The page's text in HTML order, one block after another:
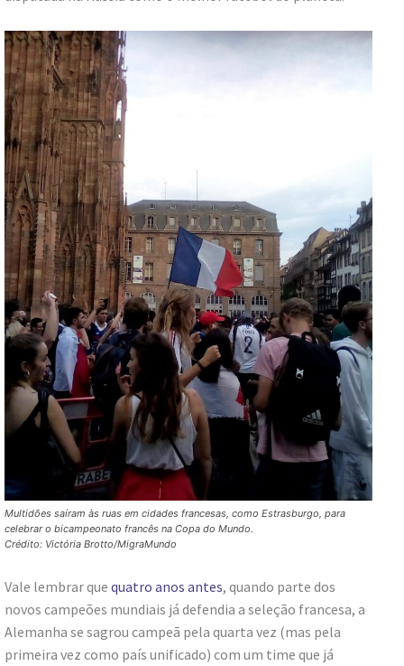
Multidões saíram às ruas em cidades francesas, como Estrasburgo, para
celebrar o bicampeonato francês na Copa do Mundo.
Crédito: Victória Brotto/MigraMundo
Vale lembrar que quatro anos antes, quando parte dos
novos campeões mundiais já defendia a seleção francesa, a
Alemanha se sagrou campeã pela quarta vez (mas pela
primeira vez como país unificado) com um time que já